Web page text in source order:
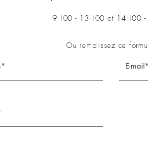
9H00 - 13H00 et 14H00
Ou remplissez ce